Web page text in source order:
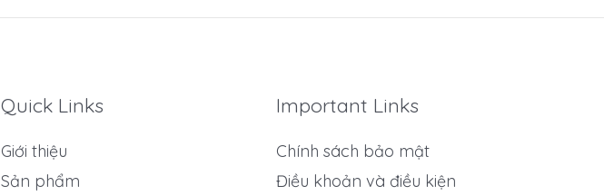
Quick Links
Giới thiệu
Sản phẩm
Important Links
Chính sách bảo mật
Điều khoản và điều kiện